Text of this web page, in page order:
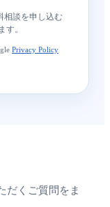
相談を申し込む
す。
Privacy Policy
だくご質問をま